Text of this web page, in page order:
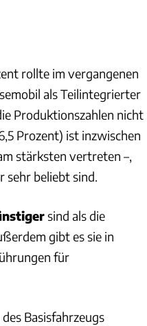
rollte im vergangenen
als Teilintegrierter
Produktionszahlen nicht
Prozent) ist inzwischen
stärksten vertreten –,
sehr beliebt sind.
sind als die
gibt es sie in
für
Basisfahrzeugs